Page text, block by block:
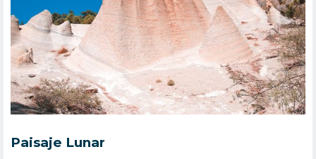
Paisaje Lunar